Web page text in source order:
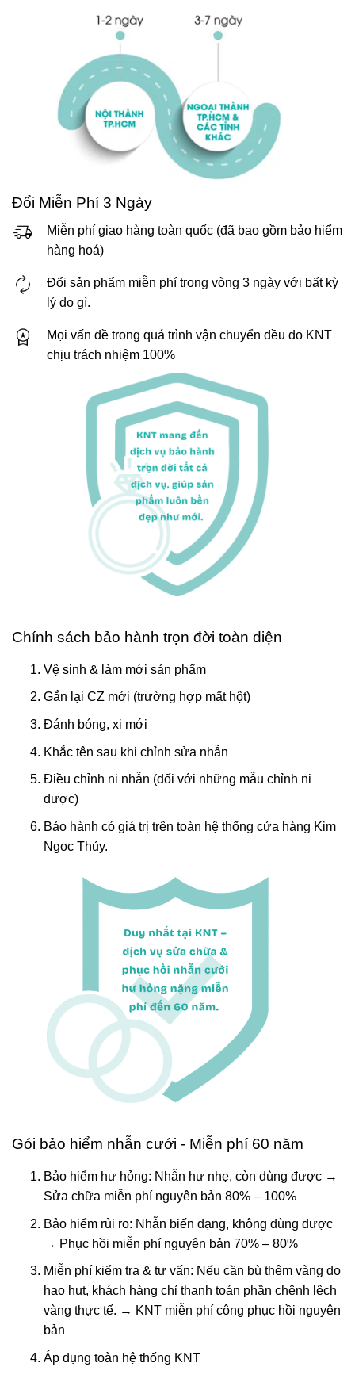
Đổi Miễn Phí 3 Ngày
Miễn phí giao hàng toàn quốc (đã bao gồm bảo hiểm
hàng hoá)
Đổi sản phẩm miễn phí trong vòng 3 ngày với bất kỳ
lý do gì.
Mọi vấn đề trong quá trình vận chuyển đều do KNT
chịu trách nhiệm 100%
Chính sách bảo hành trọn đời toàn diện
Vệ sinh & làm mới sản phẩm
Gắn lại CZ mới (trường hợp mất hột)
Đánh bóng, xi mới
Khắc tên sau khi chỉnh sửa nhẫn
Điều chỉnh ni nhẫn (đối với những mẫu chỉnh ni
được)
Bảo hành có giá trị trên toàn hệ thống cửa hàng Kim
Ngọc Thủy.
Gói bảo hiểm nhẫn cưới - Miễn phí 60 năm
Bảo hiểm hư hỏng: Nhẫn hư nhẹ, còn dùng được →
Sửa chữa miễn phí nguyên bản 80% – 100%
Bảo hiểm rủi ro: Nhẫn biến dạng, không dùng được
→ Phục hồi miễn phí nguyên bản 70% – 80%
Miễn phí kiểm tra & tư vấn: Nếu cần bù thêm vàng do
hao hụt, khách hàng chỉ thanh toán phần chênh lệch
vàng thực tế. → KNT miễn phí công phục hồi nguyên
bản
Áp dụng toàn hệ thống KNT